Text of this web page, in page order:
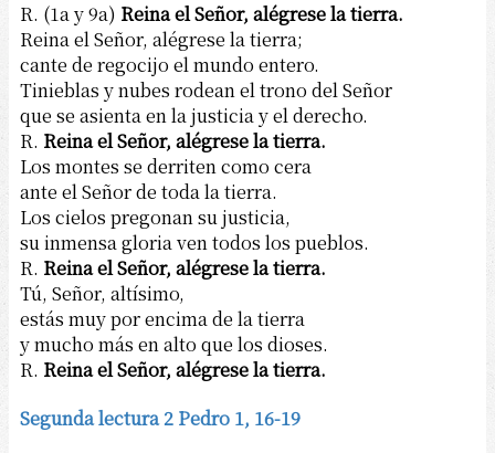
R. (1a y 9a) Reina el Señor, alégrese la tierra.
Reina el Señor, alégrese la tierra;
cante de regocijo el mundo entero.
Tinieblas y nubes rodean el trono del Señor
que se asienta en la justicia y el derecho.
R. Reina el Señor, alégrese la tierra.
Los montes se derriten como cera
ante el Señor de toda la tierra.
Los cielos pregonan su justicia,
su inmensa gloria ven todos los pueblos.
R. Reina el Señor, alégrese la tierra.
Tú, Señor, altísimo,
estás muy por encima de la tierra
y mucho más en alto que los dioses.
R. Reina el Señor, alégrese la tierra.
Segunda lectura 2 Pedro 1, 16-19